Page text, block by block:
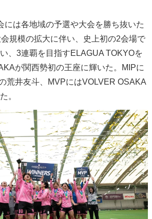
には各地域の予選や大会を勝ち抜いた
規模の拡大に伴い、史上初の2会場で
、3連覇を目指すELAGUA TOKYOを
が関西勢初の王座に輝いた。MIPに
荒井友斗、MVPにはVOLVER OSAKA
。